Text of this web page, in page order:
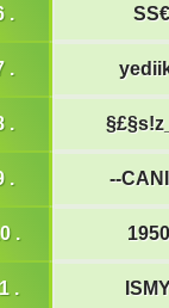
.
.
.
. --
.
.